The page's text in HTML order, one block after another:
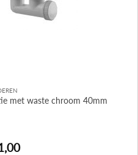
met waste chroom 40mm